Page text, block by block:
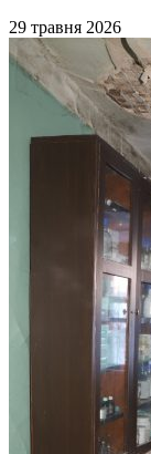
29 травня 2026